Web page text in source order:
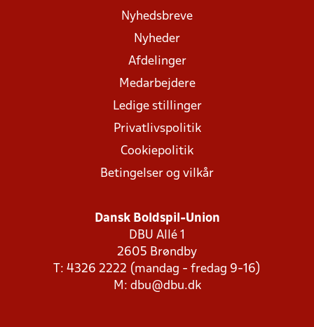
Nyhedsbreve
Nyheder
Afdelinger
Medarbejdere
Ledige stillinger
Privatlivspolitik
Cookiepolitik
Betingelser og vilkår
Dansk Boldspil-Union
DBU Allé 1
2605 Brøndby
T: 4326 2222 (mandag - fredag 9-16)
M: dbu@dbu.dk